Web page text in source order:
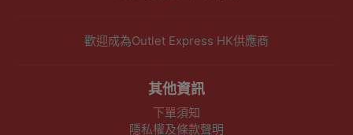
歡迎成為Outlet Express HK供應商
其他資訊
下單須知
隱私權及條款聲明